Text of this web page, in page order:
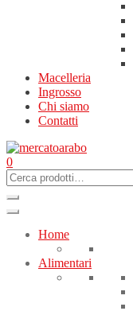
Macelleria
Ingrosso
Chi siamo
Contatti
0
Cerca:
Home
Alimentari